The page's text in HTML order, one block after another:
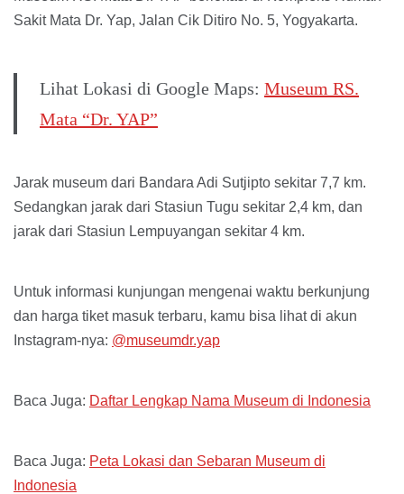
Sakit Mata Dr. Yap, Jalan Cik Ditiro No. 5, Yogyakarta.
Lihat Lokasi di Google Maps: Museum RS.
Mata “Dr. YAP”
Jarak museum dari Bandara Adi Sutjipto sekitar 7,7 km.
Sedangkan jarak dari Stasiun Tugu sekitar 2,4 km, dan
jarak dari Stasiun Lempuyangan sekitar 4 km.
Untuk informasi kunjungan mengenai waktu berkunjung
dan harga tiket masuk terbaru, kamu bisa lihat di akun
Instagram-nya: @museumdr.yap
Baca Juga: Daftar Lengkap Nama Museum di Indonesia
Baca Juga: Peta Lokasi dan Sebaran Museum di
Indonesia